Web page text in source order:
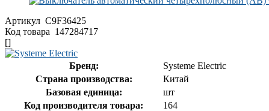
Артикул C9F36425
Код товара 147284717
[]
Бренд:
Systeme Electric
Страна производства:
Китай
Базовая единица:
шт
Код производителя товара:
164